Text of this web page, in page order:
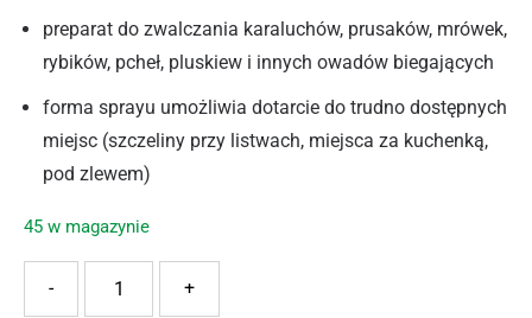
preparat do zwalczania karaluchów, prusaków, mrówek,
rybików, pcheł, pluskiew i innych owadów biegających
forma sprayu umożliwia dotarcie do trudno dostępnych
miejsc (szczeliny przy listwach, miejsca za kuchenką,
pod zlewem)
45 w magazynie
+
-